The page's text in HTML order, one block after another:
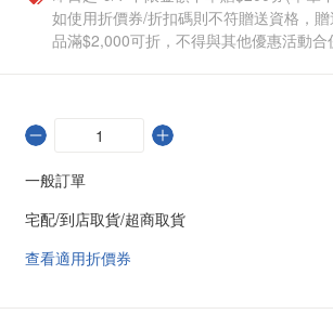
如使用折價券/折扣碼則不符贈送資格，
品滿$2,000可折，不得與其他優惠活動合
一般訂單
宅配/到店取貨/超商取貨
查看適用折價券